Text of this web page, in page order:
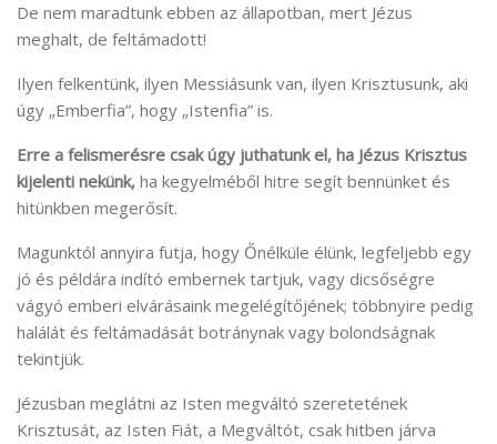
De nem maradtunk ebben az állapotban, mert Jézus
meghalt, de feltámadott!
Ilyen felkentünk, ilyen Messiásunk van, ilyen Krisztusunk, aki
úgy „Emberfia”, hogy „Istenfia” is.
Erre a felismerésre csak úgy juthatunk el, ha Jézus Krisztus
kijelenti nekünk, ha kegyelméből hitre segít bennünket és
hitünkben megerősít.
Magunktól annyira futja, hogy Őnélküle élünk, legfeljebb egy
jó és példára indító embernek tartjuk, vagy dicsőségre
vágyó emberi elvárásaink megelégítőjének; többnyire pedig
halálát és feltámadását botránynak vagy bolondságnak
tekintjük.
Jézusban meglátni az Isten megváltó szeretetének
Krisztusát, az Isten Fiát, a Megváltót, csak hitben járva